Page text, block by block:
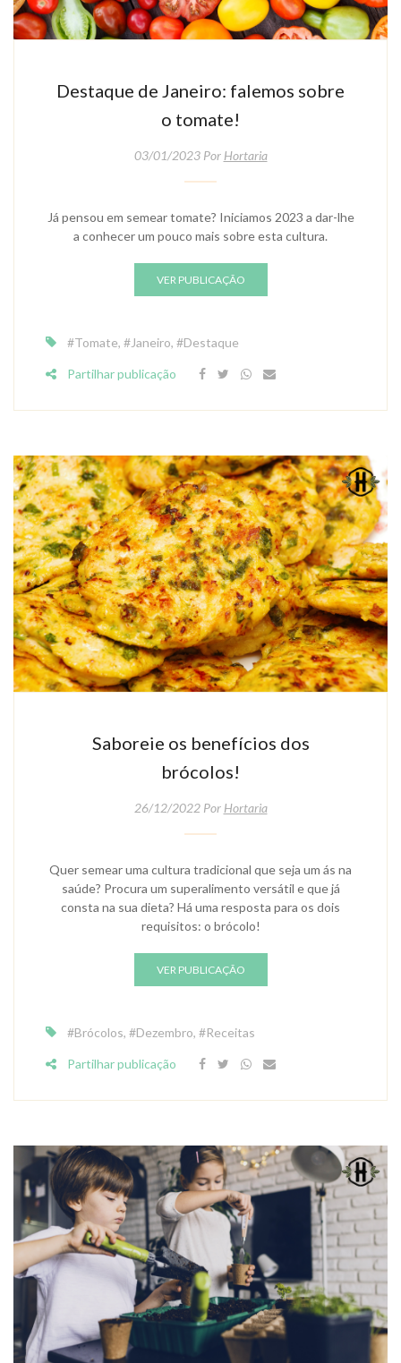
Destaque de Janeiro: falemos sobre
o tomate!
03/01/2023 Por Hortaria
Já pensou em semear tomate? Iniciamos 2023 a dar-lhe
a conhecer um pouco mais sobre esta cultura.
VER PUBLICAÇÃO
#tomate, #janeiro, #destaque
Partilhar publicação
Saboreie os benefícios dos
brócolos!
26/12/2022 Por Hortaria
Quer semear uma cultura tradicional que seja um ás na
saúde? Procura um superalimento versátil e que já
consta na sua dieta? Há uma resposta para os dois
requisitos: o brócolo!
VER PUBLICAÇÃO
#Brócolos, #Dezembro, #Receitas
Partilhar publicação